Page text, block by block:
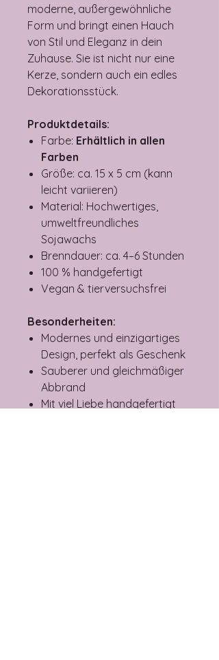
moderne, außergewöhnliche
Form und bringt einen Hauch
von Stil und Eleganz in dein
Zuhause. Sie ist nicht nur eine
Kerze, sondern auch ein edles
Dekorationsstück.
Produktdetails:
Farbe: Erhältlich in allen
Farben
Größe: ca. 15 x 5 cm (kann
leicht variieren)
Material: Hochwertiges,
umweltfreundliches
Sojawachs
Brenndauer: ca. 4–6 Stunden
100 % handgefertigt
Vegan & tierversuchsfrei
Besonderheiten:
Modernes und einzigartiges
Design, perfekt als Geschenk
Sauberer und gleichmäßiger
Abbrand
Mit viel Liebe handgefertigt